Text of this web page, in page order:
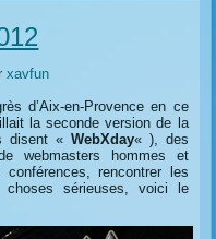
xavfun
d’Aix-en-Provence en ce
la seconde version de la
disent « WebXday« ), des
webmasters hommes et
rencontrer les
sérieuses, voici le